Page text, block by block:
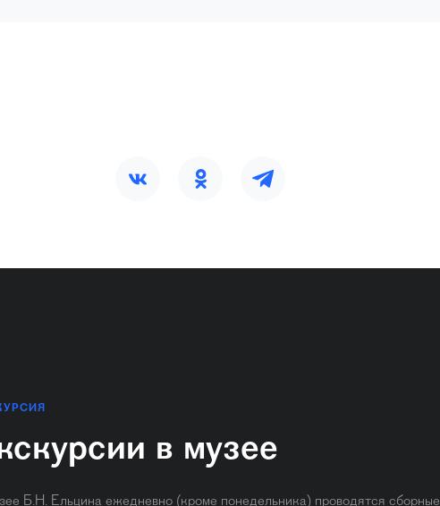
в музее
Б.Н. Ельцина ежедневно (кроме понедельника) ​проводятся сборные